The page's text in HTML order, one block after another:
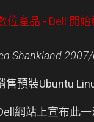
位產品 - Dell 開
Shankland
預裝Ubuntu
網站上宣布此